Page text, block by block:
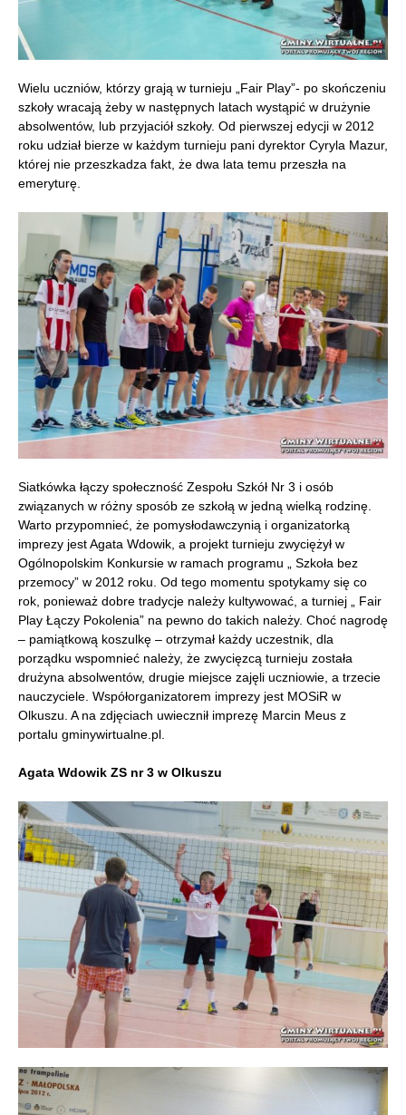
Wielu uczniów, którzy grają w turnieju „Fair Play”- po skończeniu
szkoły wracają żeby w następnych latach wystąpić w drużynie
absolwentów, lub przyjaciół szkoły. Od pierwszej edycji w 2012
roku udział bierze w każdym turnieju pani dyrektor Cyryla Mazur,
której nie przeszkadza fakt, że dwa lata temu przeszła na
emeryturę.
Siatkówka łączy społeczność Zespołu Szkół Nr 3 i osób
związanych w różny sposób ze szkołą w jedną wielką rodzinę.
Warto przypomnieć, że pomysłodawczynią i organizatorką
imprezy jest Agata Wdowik, a projekt turnieju zwyciężył w
Ogólnopolskim Konkursie w ramach programu „ Szkoła bez
przemocy” w 2012 roku. Od tego momentu spotykamy się co
rok, ponieważ dobre tradycje należy kultywować, a turniej „ Fair
Play Łączy Pokolenia” na pewno do takich należy. Choć nagrodę
– pamiątkową koszulkę – otrzymał każdy uczestnik, dla
porządku wspomnieć należy, że zwycięzcą turnieju została
drużyna absolwentów, drugie miejsce zajęli uczniowie, a trzecie
nauczyciele. Współorganizatorem imprezy jest MOSiR w
Olkuszu. A na zdjęciach uwiecznił imprezę Marcin Meus z
portalu gminywirtualne.pl.
Agata Wdowik ZS nr 3 w Olkuszu